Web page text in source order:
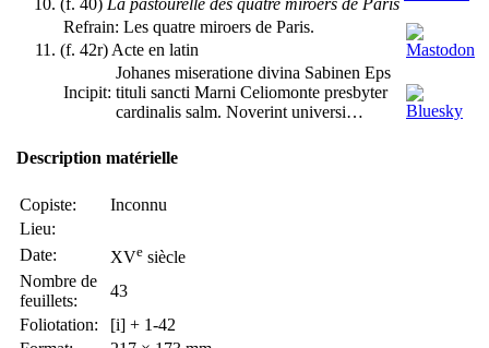
(f. 40) La pastourelle des quatre miroers de Paris
Refrain: Les quatre miroers de Paris.
(f. 42r) Acte en latin
Incipit:
Johanes miseratione divina Sabinen Eps
tituli sancti Marni Celiomonte presbyter
cardinalis salm. Noverint universi…
Description matérielle
Copiste:
Inconnu
Lieu:
Date:
XVe siècle
Nombre de
feuillets:
43
Foliotation:
[i] + 1-42